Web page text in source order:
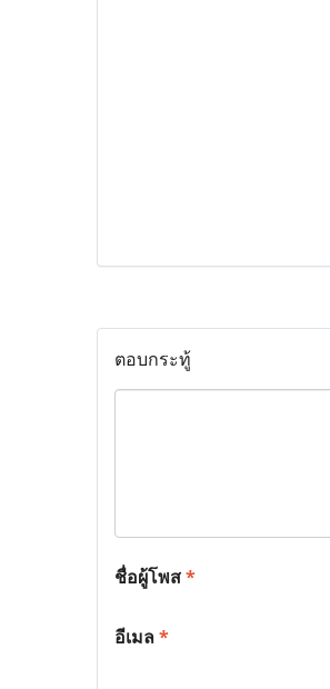
ตอบกระทู้
ชื่อผู้โพส*
อีเมล*